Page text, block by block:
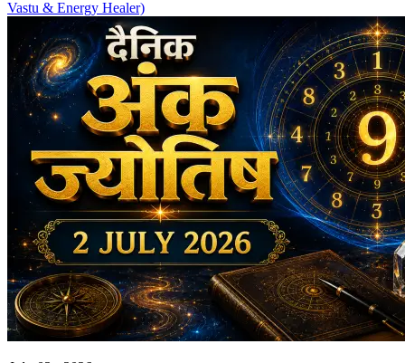
Vastu & Energy Healer)